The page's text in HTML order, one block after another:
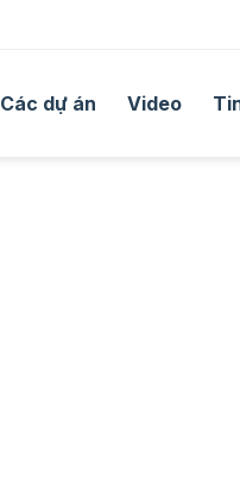
Các dự án Video